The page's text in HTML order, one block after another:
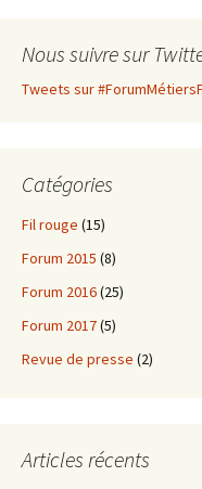
Nous suivre sur
Tweets sur
Catégories
Fil rouge (15)
Forum 2015 (8)
Forum 2016(25)
Forum 2017(5)
Revue de presse (2)
Articles récents